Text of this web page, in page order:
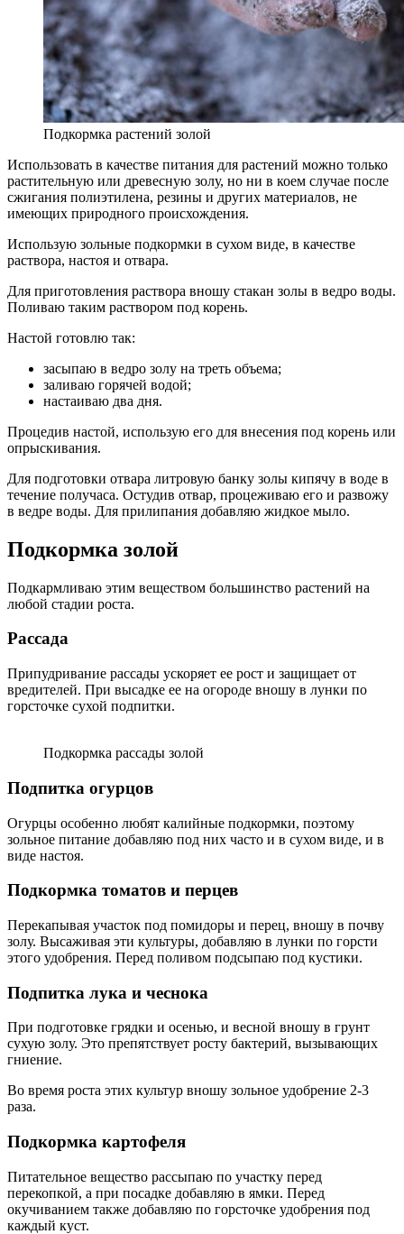
Подкормка растений золой
Использовать в качестве питания для растений можно только
растительную или древесную золу, но ни в коем случае после
сжигания полиэтилена, резины и других материалов, не
имеющих природного происхождения.
Использую зольные подкормки в сухом виде, в качестве
раствора, настоя и отвара.
Для приготовления раствора вношу стакан золы в ведро воды.
Поливаю таким раствором под корень.
Настой готовлю так:
засыпаю в ведро золу на треть объема;
заливаю горячей водой;
настаиваю два дня.
Процедив настой, использую его для внесения под корень или
опрыскивания.
Для подготовки отвара литровую банку золы кипячу в воде в
течение получаса. Остудив отвар, процеживаю его и развожу
в ведре воды. Для прилипания добавляю жидкое мыло.
Подкормка золой
Подкармливаю этим веществом большинство растений на
любой стадии роста.
Рассада
Припудривание рассады ускоряет ее рост и защищает от
вредителей. При высадке ее на огороде вношу в лунки по
горсточке сухой подпитки.
Подкормка рассады золой
Подпитка огурцов
Огурцы особенно любят калийные подкормки, поэтому
зольное питание добавляю под них часто и в сухом виде, и в
виде настоя.
Подкормка томатов и перцев
Перекапывая участок под помидоры и перец, вношу в почву
золу. Высаживая эти культуры, добавляю в лунки по горсти
этого удобрения. Перед поливом подсыпаю под кустики.
Подпитка лука и чеснока
При подготовке грядки и осенью, и весной вношу в грунт
сухую золу. Это препятствует росту бактерий, вызывающих
гниение.
Во время роста этих культур вношу зольное удобрение 2-3
раза.
Подкормка картофеля
Питательное вещество рассыпаю по участку перед
перекопкой, а при посадке добавляю в ямки. Перед
окучиванием также добавляю по горсточке удобрения под
каждый куст.